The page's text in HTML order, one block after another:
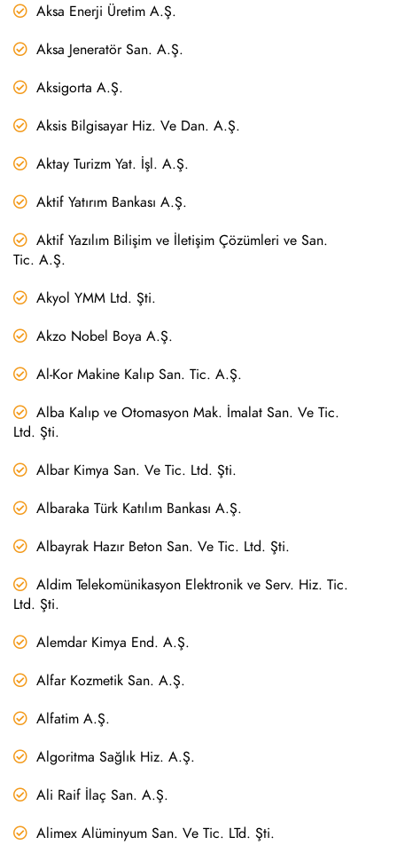
Aksa Enerji Üretim A.Ş.
Aksa Jeneratör San. A.Ş.
Aksigorta A.Ş.
Aksis Bilgisayar Hiz. Ve Dan. A.Ş.
Aktay Turizm Yat. İşl. A.Ş.
Aktif Yatırım Bankası A.Ş.
Aktif Yazılım Bilişim ve İletişim Çözümleri ve San.
Tic. A.Ş.
Akyol YMM Ltd. Şti.
Akzo Nobel Boya A.Ş.
Al-Kor Makine Kalıp San. Tic. A.Ş.
Alba Kalıp ve Otomasyon Mak. İmalat San. Ve Tic.
Ltd. Şti.
Albar Kimya San. Ve Tic. Ltd. Şti.
Albaraka Türk Katılım Bankası A.Ş.
Albayrak Hazır Beton San. Ve Tic. Ltd. Şti.
Aldim Telekomünikasyon Elektronik ve Serv. Hiz. Tic.
Ltd. Şti.
Alemdar Kimya End. A.Ş.
Alfar Kozmetik San. A.Ş.
Alfatim A.Ş.
Algoritma Sağlık Hiz. A.Ş.
Ali Raif İlaç San. A.Ş.
Alimex Alüminyum San. Ve Tic. LTd. Şti.